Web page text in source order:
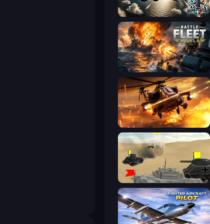
Aces of the Sky: Epic Dogfights
Battle Fleet World
Heli Military Base
Tanks Battlefield: Desert